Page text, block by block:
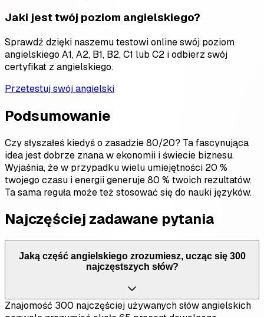
Jaki jest twój poziom angielskiego?
Sprawdź dzięki naszemu testowi online swój poziom
angielskiego A1, A2, B1, B2, C1 lub C2 i odbierz swój
certyfikat z angielskiego.
Przetestuj swój angielski
Podsumowanie
Czy słyszałeś kiedyś o zasadzie 80/20? Ta fascynująca
idea jest dobrze znana w ekonomii i świecie biznesu.
Wyjaśnia, że w przypadku wielu umiejętności 20 %
twojego czasu i energii generuje 80 % twoich rezultatów.
Ta sama reguła może też stosować się do nauki języków.
Najczęściej zadawane pytania
Jaką część angielskiego zrozumiesz, ucząc się 300
najczęstszych słów?
Znajomość 300 najczęściej używanych słów angielskich